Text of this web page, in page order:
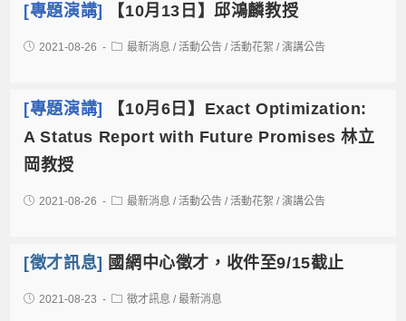
[專題演講] 【10月13日】邱鴻麟教授
2021-08-26 最新消息 / 活動公告 / 活動花絮 / 演講公告
[專題演講]
【10月6日】Exact Optimization:
A Status Report with Future Promises 林立
岡教授
2021-08-26 最新消息 / 活動公告 / 活動花絮 / 演講公告
[徵才訊息] 國網中心徵才，收件至9/15截止
2021-08-23 徵才訊息 / 最新消息